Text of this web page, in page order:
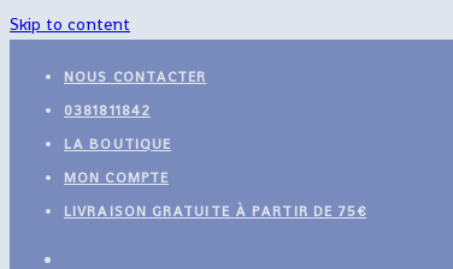
Skip to content
NOUS CONTACTER
0381811842
LA BOUTIQUE
MON COMPTE
LIVRAISON GRATUITE À PARTIR DE 75€